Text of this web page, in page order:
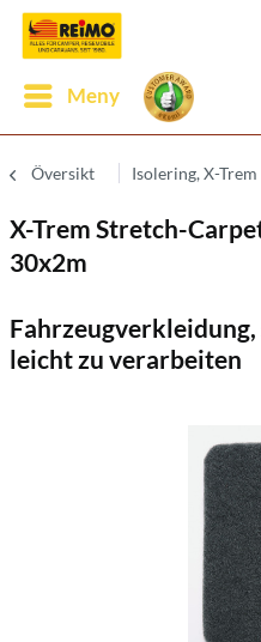
Meny
Översikt Isolering, X-
X-Trem Stretch-
30x2m
leicht zu verarbeiten